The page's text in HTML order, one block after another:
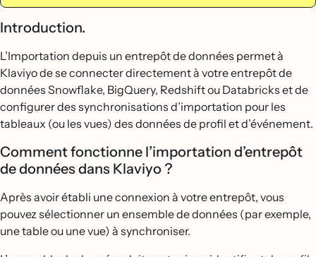
Introduction.
L’Importation depuis un entrepôt de données permet à
Klaviyo de se connecter directement à votre entrepôt de
données Snowflake, BigQuery, Redshift ou Databricks et de
configurer des synchronisations d’importation pour les
tableaux (ou les vues) des données de profil et d’événement.
Comment fonctionne l’importation d’entrepôt
de données dans Klaviyo ?
Après avoir établi une connexion à votre entrepôt, vous
pouvez sélectionner un ensemble de données (par exemple,
une table ou une vue) à synchroniser.